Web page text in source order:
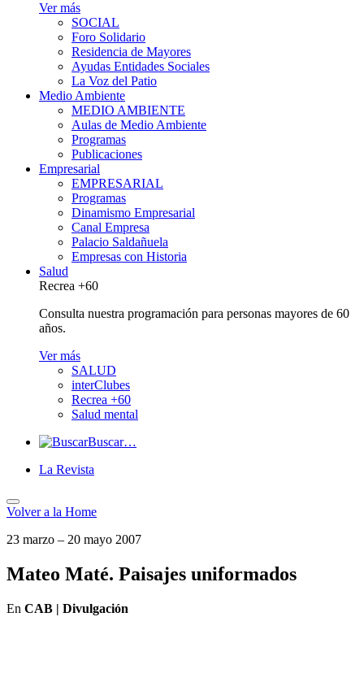
Ver más
SOCIAL
Foro Solidario
Residencia de Mayores
Ayudas Entidades Sociales
La Voz del Patio
Medio Ambiente
MEDIO AMBIENTE
Aulas de Medio Ambiente
Programas
Publicaciones
Empresarial
EMPRESARIAL
Programas
Dinamismo Empresarial
Canal Empresa
Palacio Saldañuela
Empresas con Historia
Salud
Recrea +60
Consulta nuestra programación para personas mayores de 60
años.
Ver más
SALUD
interClubes
Recrea +60
Salud mental
Buscar…
La Revista
Volver a la Home
23 marzo – 20 mayo 2007
Mateo Maté. Paisajes uniformados
En CAB | Divulgación